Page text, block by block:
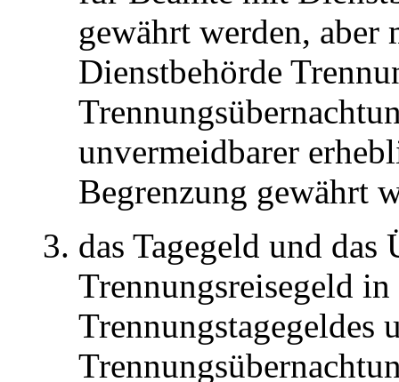
gewährt werden,
Dienstbehörde
unvermeidbarer
Begrenzung gewährt
das Tagegeld und
Trennungsreisegeld in
Trennungstagegeldes